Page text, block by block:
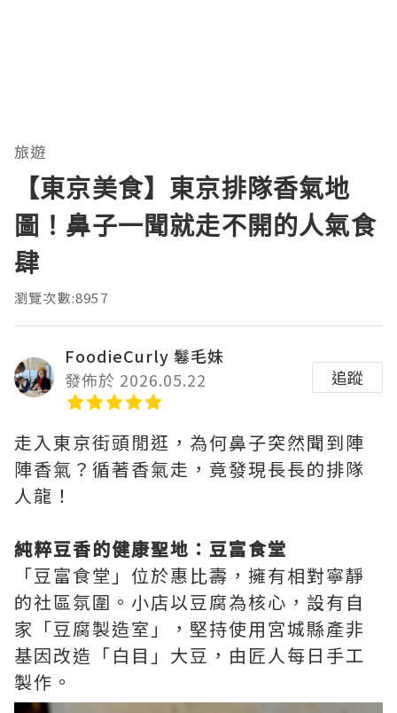
旅遊
【東京美食】東京排隊香氣地
圖！鼻子一聞就走不開的人氣食
肆
瀏覽次數:8957
FoodieCurly 鬈毛妹
發佈於 2026.05.22
追蹤
走入東京街頭閒逛，為何鼻子突然聞到陣
陣香氣？循著香氣走，竟發現長長的排隊
人龍！
純粹豆香的健康聖地：豆富食堂
「豆富食堂」位於惠比壽，擁有相對寧靜
的社區氛圍。小店以豆腐為核心，設有自
家「豆腐製造室」，堅持使用宮城縣產非
基因改造「白目」大豆，由匠人每日手工
製作。